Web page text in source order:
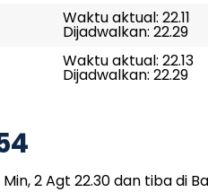
Waktu aktual: 22.11
Dijadwalkan: 22.29
Waktu aktual: 22.13
Dijadwalkan: 22.29
2 Agt 22.30 dan tiba di